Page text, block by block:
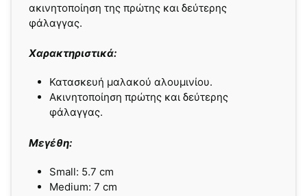
ακινητοποίηση της πρώτης και δεύτερης
φάλαγγας.
Χαρακτηριστικά:
Κατασκευή μαλακού αλουμινίου.
Ακινητοποίηση πρώτης και δεύτερης
φάλαγγας.
Μεγέθη:
Small: 5.7 cm
Medium: 7 cm